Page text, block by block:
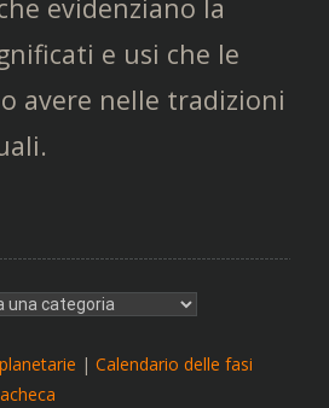
evidenziano la
e usi che le
avere nelle tradizioni
| Calendario delle fasi